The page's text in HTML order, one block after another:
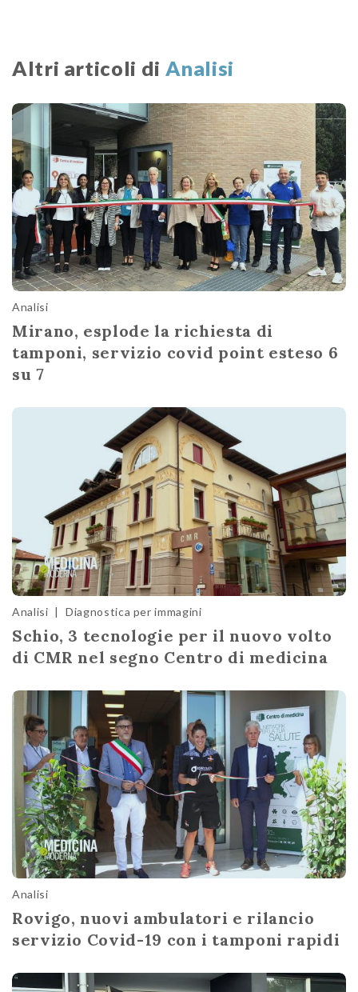
Altri articoli di Analisi
Analisi
Mirano, esplode la richiesta di
tamponi, servizio covid point esteso 6
su 7
Analisi | Diagnostica per immagini
Schio, 3 tecnologie per il nuovo volto
di CMR nel segno Centro di medicina
Analisi
Rovigo, nuovi ambulatori e rilancio
servizio Covid-19 con i tamponi rapidi